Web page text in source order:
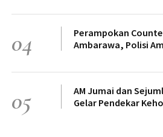
04
Perampokan
Ambarawa, Polisi
05
AM Jumai dan
Gelar Pendekar